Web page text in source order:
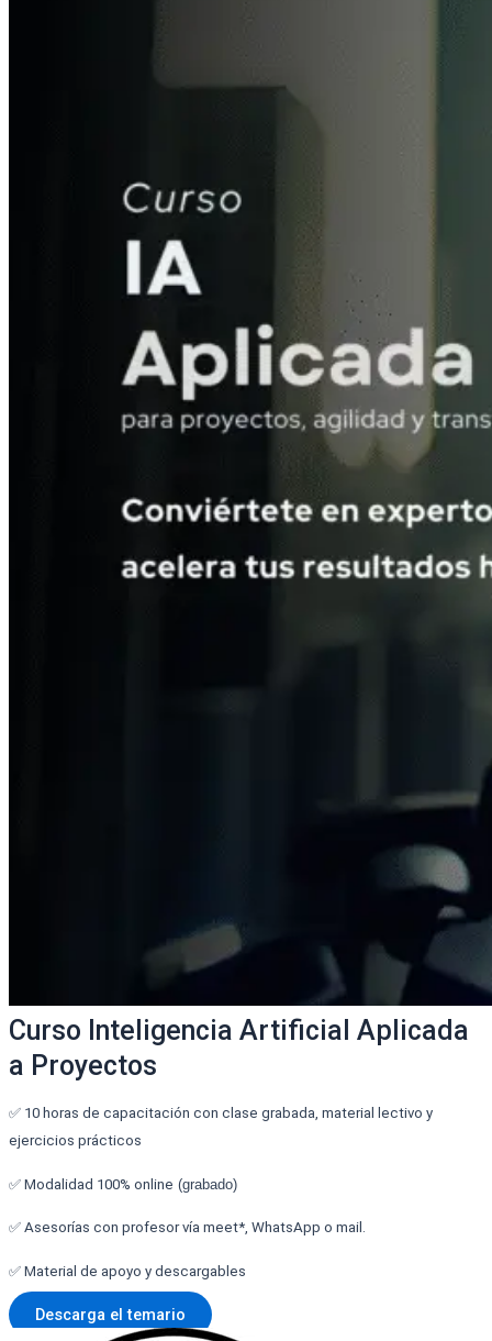
Curso Inteligencia Artificial Aplicada
a Proyectos
✅ 10 horas de capacitación con clase grabada, material lectivo y
ejercicios prácticos
✅ Modalidad 100% online (grabado)
✅ Asesorías con profesor vía meet*, WhatsApp o mail.
✅ Material de apoyo y descargables
Descarga el temario